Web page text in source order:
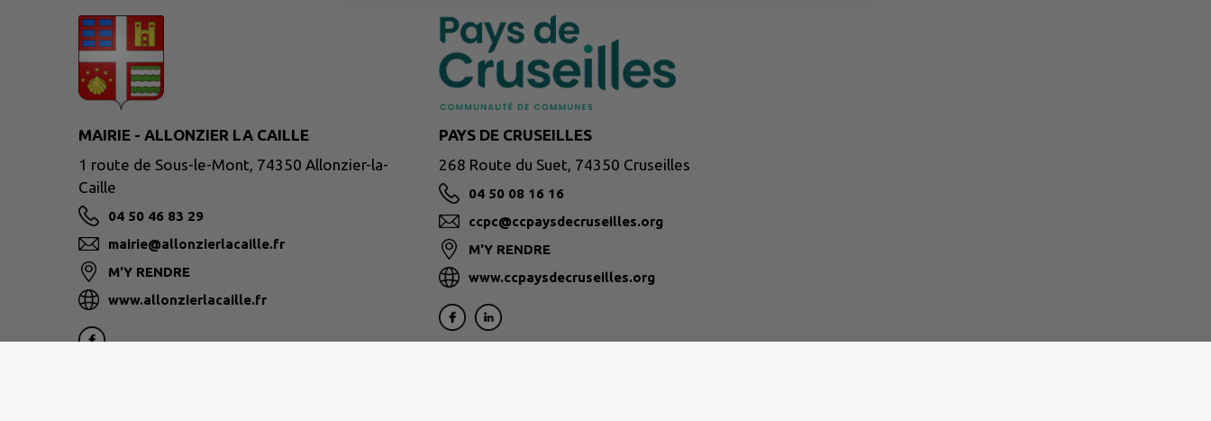
MAIRIE - ALLONZIER LA CAILLE
1 route de Sous-le-Mont, 74350 Allonzier-la-
Caille
04 50 46 83 29
mairie@allonzierlacaille.fr
M'Y RENDRE
www.allonzierlacaille.fr
PAYS DE CRUSEILLES
268 Route du Suet, 74350 Cruseilles
04 50 08 16 16
ccpc@ccpaysdecruseilles.org
M'Y RENDRE
www.ccpaysdecruseilles.org